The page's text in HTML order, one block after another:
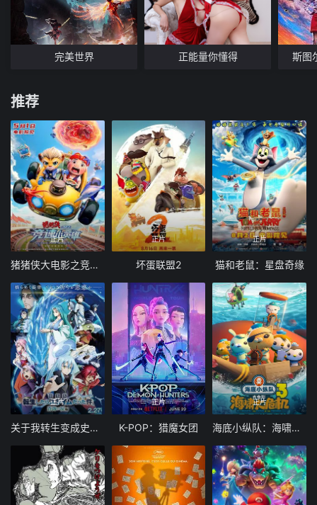
完美世界 正能量你懂得 斯图
推荐
正片
猪猪侠大电影之竞速小英雄
正片
坏蛋联盟2
正片
猫和老鼠：星盘奇缘
正片
关于我转生变成史莱姆这档事苍海之泪篇-劇場版
正片
K-POP：猎魔女团
正片
海底小纵队：海啸大危机